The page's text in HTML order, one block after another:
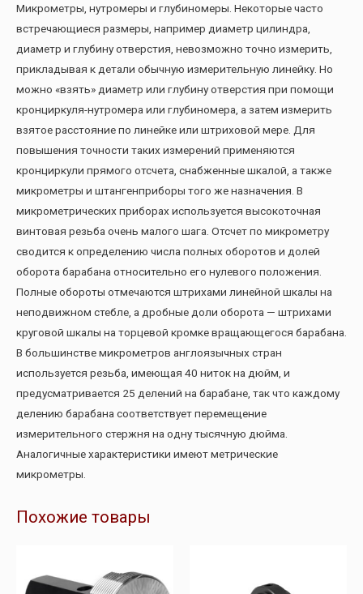
Микрометры, нутромеры и глубиномеры. Некоторые часто
встречающиеся размеры, например диаметр цилиндра,
диаметр и глубину отверстия, невозможно точно измерить,
прикладывая к детали обычную измерительную линейку. Но
можно «взять» диаметр или глубину отверстия при помощи
кронциркуля-нутромера или глубиномера, а затем измерить
взятое расстояние по линейке или штриховой мере. Для
повышения точности таких измерений применяются
кронциркули прямого отсчета, снабженные шкалой, а также
микрометры и штангенприборы того же назначения. В
микрометрических приборах используется высокоточная
винтовая резьба очень малого шага. Отсчет по микрометру
сводится к определению числа полных оборотов и долей
оборота барабана относительно его нулевого положения.
Полные обороты отмечаются штрихами линейной шкалы на
неподвижном стебле, а дробные доли оборота — штрихами
круговой шкалы на торцевой кромке вращающегося барабана.
В большинстве микрометров англоязычных стран
используется резьба, имеющая 40 ниток на дюйм, и
предусматривается 25 делений на барабане, так что каждому
делению барабана соответствует перемещение
измерительного стержня на одну тысячную дюйма.
Аналогичные характеристики имеют метрические
микрометры.
Похожие товары